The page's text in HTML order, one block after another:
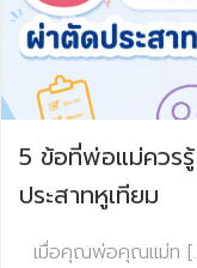
5 ข้อที่พ่อแม่ควร
ประสาทหูเทียม
เมื่อคุณพ่อคุณแม่ท